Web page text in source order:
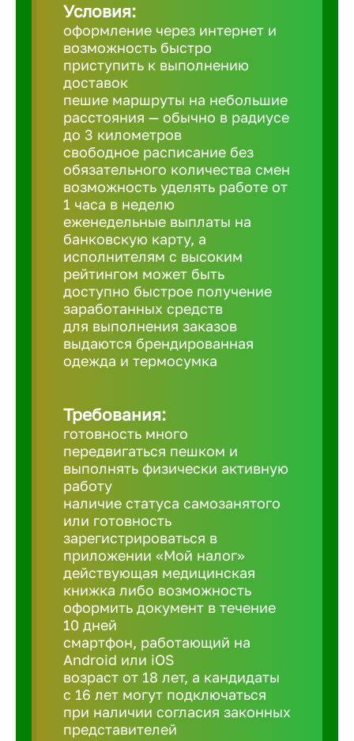
Белгород
Бийск
Условия:
оформление через интернет и
возможность быстро
приступить к выполнению
доставок
пешие маршруты на небольшие
расстояния — обычно в радиусе
до 3 километров
свободное расписание без
обязательного количества смен
возможность уделять работе от
1 часа в неделю
еженедельные выплаты на
банковскую карту, а
исполнителям с высоким
рейтингом может быть
доступно быстрое получение
заработанных средств
для выполнения заказов
выдаются брендированная
одежда и термосумка
Требования:
готовность много
передвигаться пешком и
выполнять физически активную
работу
наличие статуса самозанятого
или готовность
зарегистрироваться в
приложении «Мой налог»
действующая медицинская
книжка либо возможность
оформить документ в течение
10 дней
смартфон, работающий на
Android или iOS
возраст от 18 лет, а кандидаты
с 16 лет могут подключаться
при наличии согласия законных
представителей